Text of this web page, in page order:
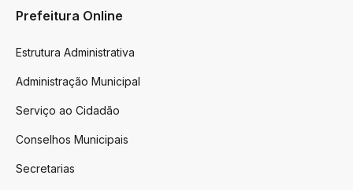
Prefeitura Online
Estrutura Administrativa
Administração Municipal
Serviço ao Cidadão
Conselhos Municipais
Secretarias